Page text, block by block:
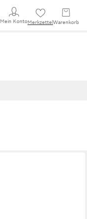
Mein KontoMerkzettel Warenkorb